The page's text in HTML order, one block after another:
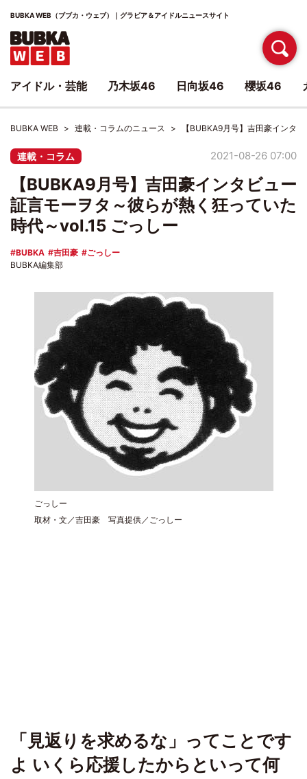
BUBKA WEB（ブブカ・ウェブ）｜グラビア＆アイドルニュースサイト
BUBKA WEB 連載・コラムのニュース 【BUBKA9月号】吉田豪インタ
連載・コラム 2021-08-26 07:00
【BUBKA9月号】吉田豪インタビュー
証言モーヲタ～彼らが熱く狂っていた
時代～vol.15 ごっしー
BUBKA 吉田豪
ごっしー
BUBKA編集部
ごっしー
取材・文／吉田豪 写真提供／ごっしー
「見返りを求めるな」ってことです
よ いくら応援したからといって何
アイドル・芸能 乃木坂46 日向坂46 櫻坂46